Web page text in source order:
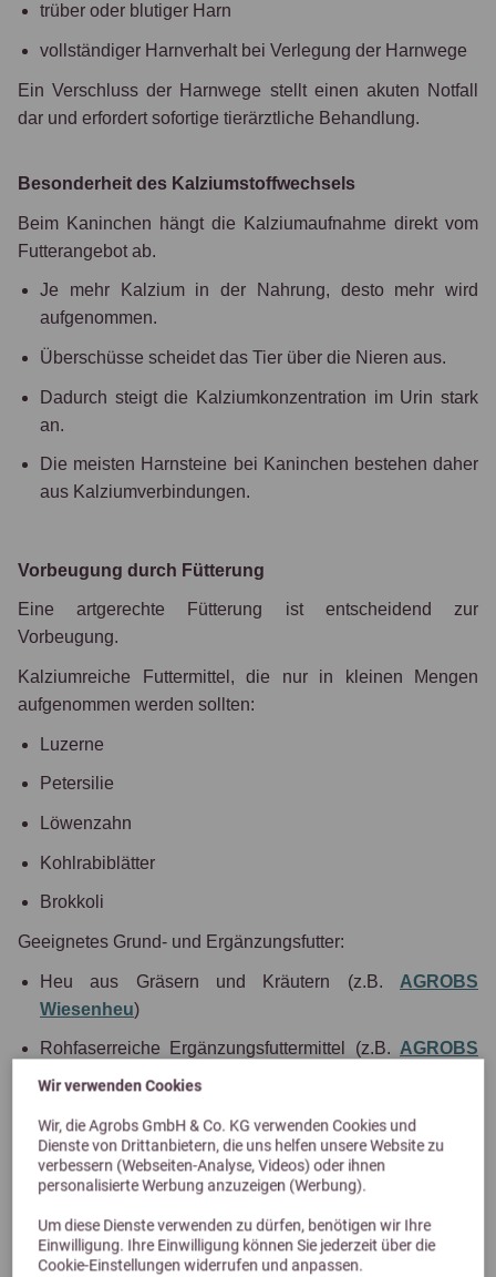
Wir verwenden Cookies
Wir, die Agrobs GmbH & Co. KG verwenden Cookies und
Dienste von Drittanbietern, die uns helfen unsere Website zu
verbessern (Webseiten-Analyse, Videos) oder ihnen
personalisierte Werbung anzuzeigen (Werbung).
Um diese Dienste verwenden zu dürfen, benötigen wir Ihre
Einwilligung. Ihre Einwilligung können Sie jederzeit über die
Cookie-Einstellungen widerrufen und anpassen.
trüber oder blutiger Harn
vollständiger Harnverhalt bei Verlegung der Harnwege
Ein Verschluss der Harnwege stellt einen akuten Notfall
dar und erfordert sofortige tierärztliche Behandlung.
Besonderheit des Kalziumstoffwechsels
Beim Kaninchen hängt die Kalziumaufnahme direkt vom
Futterangebot ab.
Je mehr Kalzium in der Nahrung, desto mehr wird
aufgenommen.
Überschüsse scheidet das Tier über die Nieren aus.
Dadurch steigt die Kalziumkonzentration im Urin stark
an.
Die meisten Harnsteine bei Kaninchen bestehen daher
aus Kalziumverbindungen.
Vorbeugung durch Fütterung
Eine artgerechte Fütterung ist entscheidend zur
Vorbeugung.
Kalziumreiche Futtermittel, die nur in kleinen Mengen
aufgenommen werden sollten:
Luzerne
Petersilie
Löwenzahn
Kohlrabiblätter
Brokkoli
Geeignetes Grund- und Ergänzungsfutter:
Heu aus Gräsern und Kräutern (z.B. AGROBS
Wiesenheu)
Rohfaserreiche Ergänzungsfuttermittel (z.B. AGROBS
Blütenmix
Einzelfuttermittel wieAGROBS Grüner Hafer
(kalziumarm, rohfaserreich)
Schmackhafte Zugabe wieAGROBS Gartenschmaus